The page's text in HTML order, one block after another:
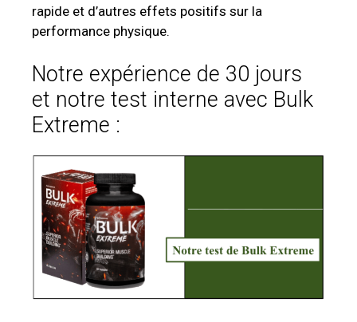
rapide et d’autres effets positifs sur la
performance physique.
Notre expérience de 30 jours
et notre test interne avec Bulk
Extreme :